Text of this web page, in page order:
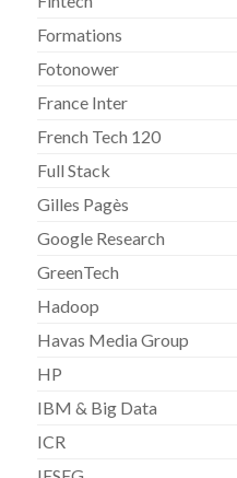
Formations
Fotonower
France Inter
French Tech 120
Full Stack
Gilles Pagès
Google Research
GreenTech
Hadoop
Havas Media Group
HP
IBM & Big Data
ICR